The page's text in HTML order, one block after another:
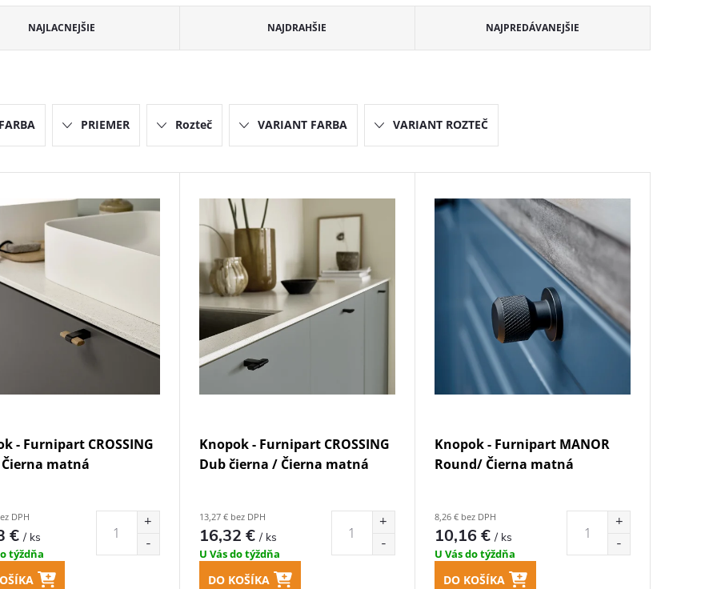
NAJLACNEJŠIE NAJDRAHŠIE NAJPREDÁVANEJŠIE
FARBA PRIEMER Rozteč VARIANT FARBA VARIANT ROZTEČ
- Furnipart CROSSING
matná
DPH
€/ ks
týždňa
Knopok - Furnipart CROSSING
Dub čierna / Čierna matná
13,27 € bez DPH
16,32 €/ ks
U Vás do týždňa
DO KOŠÍKA
Knopok - Furnipart MANOR
Round/ Čierna matná
8,26 € bez DPH
10,16 €/ ks
U Vás do týždňa
DO KOŠÍKA